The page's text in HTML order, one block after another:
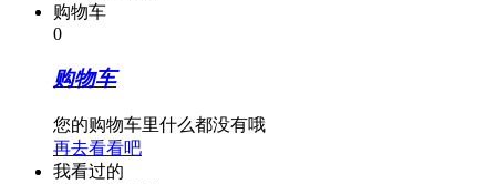
购物车
0
购物车
您的购物车里什么都没有哦
再去看看吧
我看过的